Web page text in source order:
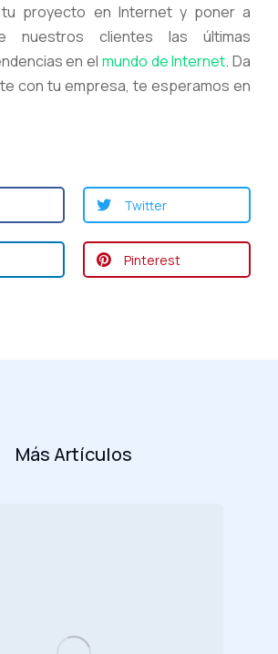
proyecto en Internet y poner a
nuestros clientes las últimas
en el mundo de Internet. Da
con tu empresa, te esperamos en
Twitter
Pinterest
Más Artículos